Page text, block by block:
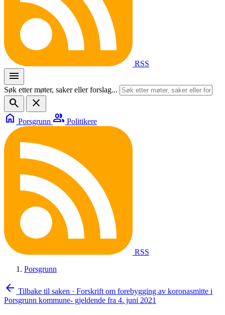
RSS
menu
Søk etter møter, saker eller forslag...
search
close
home Porsgrunn group Politikere
RSS
Porsgrunn
arrow_back Tilbake til saken · Forskrift om forebygging av koronasmitte i
Porsgrunn kommune- gjeldende fra 4. juni 2021